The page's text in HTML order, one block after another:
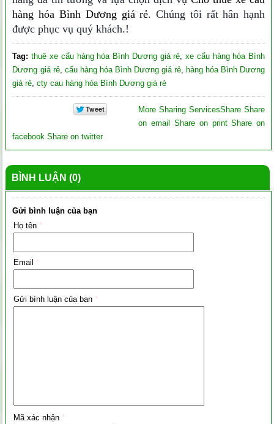
hàng hóa Bình Dương giá rẻ. Chúng tôi rất hân hạnh
được phục vụ quý khách.!
Tag: thuê xe cẩu hàng hóa Bình Dương giá rẻ ,xe cẩu hàng hóa Bình
Dương giá rẻ, cẩu hàng hóa Bình Dương giá rẻ,hàng hóa Bình Dương
giá rẻ ,cty cau hàng hóa Bình Dương giá rẻ
More Sharing ServicesShare Share
on email Share on print Share on
facebook Share on twitter
BÌNH LUẬN (0)
Gửi bình luận của bạn
Họ tên *
Email *
Gửi bình luận của bạn *
Mã xác nhận *